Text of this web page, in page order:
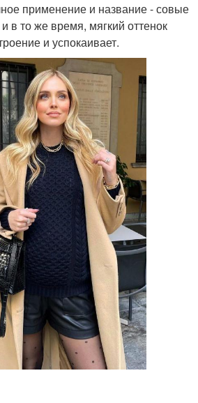
применение и название - совые
то же время, мягкий оттенок
и успокаивает.